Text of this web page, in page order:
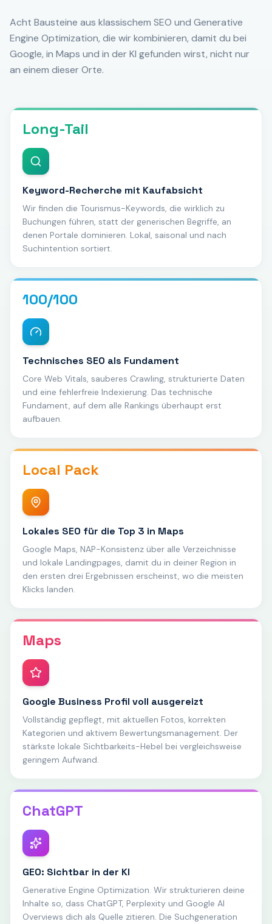
Acht Bausteine aus klassischem SEO und Generative
Engine Optimization, die wir kombinieren, damit du bei
Google, in Maps und in der KI gefunden wirst, nicht nur
an einem dieser Orte.
Long-Tail
Keyword-Recherche mit Kaufabsicht
Wir finden die Tourismus-Keywords, die wirklich zu
Buchungen führen, statt der generischen Begriffe, an
denen Portale dominieren. Lokal, saisonal und nach
Suchintention sortiert.
100/100
Technisches SEO als Fundament
Core Web Vitals, sauberes Crawling, strukturierte Daten
und eine fehlerfreie Indexierung. Das technische
Fundament, auf dem alle Rankings überhaupt erst
aufbauen.
Local Pack
Lokales SEO für die Top 3 in Maps
Google Maps, NAP-Konsistenz über alle Verzeichnisse
und lokale Landingpages, damit du in deiner Region in
den ersten drei Ergebnissen erscheinst, wo die meisten
Klicks landen.
Maps
Google Business Profil voll ausgereizt
Vollständig gepflegt, mit aktuellen Fotos, korrekten
Kategorien und aktivem Bewertungsmanagement. Der
stärkste lokale Sichtbarkeits-Hebel bei vergleichsweise
geringem Aufwand.
ChatGPT
GEO: Sichtbar in der KI
Generative Engine Optimization. Wir strukturieren deine
Inhalte so, dass ChatGPT, Perplexity und Google AI
Overviews dich als Quelle zitieren. Die Suchgeneration